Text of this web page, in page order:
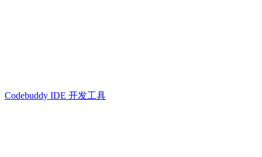
Codebuddy IDE 开发工具